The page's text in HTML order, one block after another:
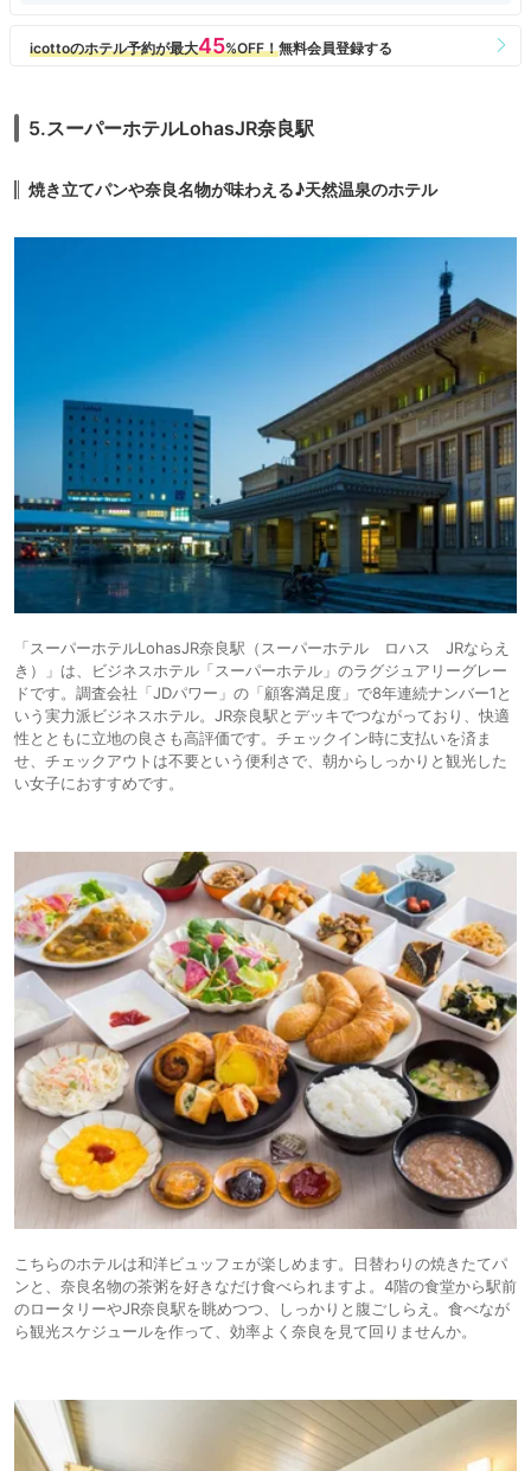
5.スーパーホテルLohasJR奈良駅
焼き立てパンや奈良名物が味わえる♪天然温泉のホテル
「スーパーホテルLohasJR奈良駅（スーパーホテル ロハス JRならえ
き）」は、ビジネスホテル「スーパーホテル」のラグジュアリーグレー
ドです。調査会社「JDパワー」の「顧客満足度」で8年連続ナンバー1と
いう実力派ビジネスホテル。JR奈良駅とデッキでつながっており、快適
性とともに立地の良さも高評価です。チェックイン時に支払いを済ま
せ、チェックアウトは不要という便利さで、朝からしっかりと観光した
い女子におすすめです。
こちらのホテルは和洋ビュッフェが楽しめます。日替わりの焼きたてパ
ンと、奈良名物の茶粥を好きなだけ食べられますよ。4階の食堂から駅前
のロータリーやJR奈良駅を眺めつつ、しっかりと腹ごしらえ。食べなが
ら観光スケジュールを作って、効率よく奈良を見て回りませんか。